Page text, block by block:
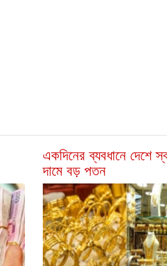
একদিনের ব্যবধানে দেশে
দামে বড় পতন